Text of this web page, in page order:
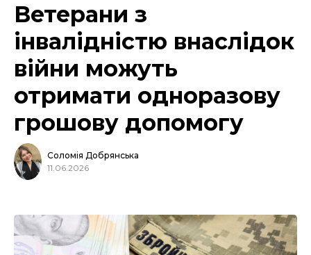
Ветерани з
інвалідністю внаслідок
війни можуть
отримати одноразову
грошову допомогу
Соломія Добрянська
11.06.2026